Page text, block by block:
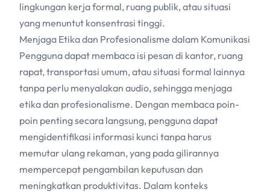
lingkungan kerja formal, ruang publik, atau situasi
yang menuntut konsentrasi tinggi.
Menjaga Etika dan Profesionalisme dalam Komunikasi
Pengguna dapat membaca isi pesan di kantor, ruang
rapat, transportasi umum, atau situasi formal lainnya
tanpa perlu menyalakan audio, sehingga menjaga
etika dan profesionalisme. Dengan membaca poin-
poin penting secara langsung, pengguna dapat
mengidentifikasi informasi kunci tanpa harus
memutar ulang rekaman, yang pada gilirannya
mempercepat pengambilan keputusan dan
meningkatkan produktivitas. Dalam konteks